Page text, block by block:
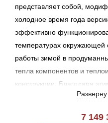
представляет собой,
холодное время года
эффективно
температурах окружающей
работы зимой в
тепла компонентов и
конструкции. Благодаря
гарантирует сохранение
7 149